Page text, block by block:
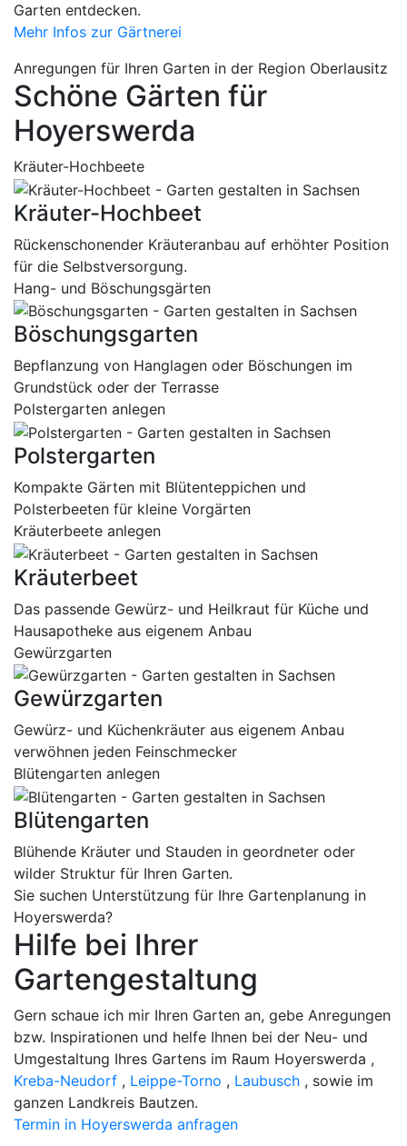
Garten entdecken.
Mehr Infos zur Gärtnerei
Anregungen für Ihren Garten in der Region Oberlausitz
Schöne Gärten für
Hoyerswerda
Kräuter-Hochbeete
Kräuter-Hochbeet
Rückenschonender Kräuteranbau auf erhöhter Position
für die Selbstversorgung.
Hang- und Böschungsgärten
Böschungsgarten
Bepflanzung von Hanglagen oder Böschungen im
Grundstück oder der Terrasse
Polstergarten anlegen
Polstergarten
Kompakte Gärten mit Blütenteppichen und
Polsterbeeten für kleine Vorgärten
Kräuterbeete anlegen
Kräuterbeet
Das passende Gewürz- und Heilkraut für Küche und
Hausapotheke aus eigenem Anbau
Gewürzgarten
Gewürzgarten
Gewürz- und Küchenkräuter aus eigenem Anbau
verwöhnen jeden Feinschmecker
Blütengarten anlegen
Blütengarten
Blühende Kräuter und Stauden in geordneter oder
wilder Struktur für Ihren Garten.
Sie suchen Unterstützung für Ihre Gartenplanung in
Hoyerswerda?
Hilfe bei Ihrer
Gartengestaltung
Gern schaue ich mir Ihren Garten an, gebe Anregungen
bzw. Inspirationen und helfe Ihnen bei der Neu- und
Umgestaltung Ihres Gartens im Raum Hoyerswerda ,
Kreba-Neudorf , Leippe-Torno , Laubusch , sowie im
ganzen Landkreis Bautzen.
Termin in Hoyerswerda anfragen